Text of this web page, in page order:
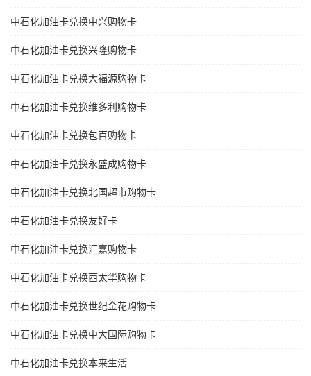
中石化加油卡兑换中兴购物卡
中石化加油卡兑换兴隆购物卡
中石化加油卡兑换大福源购物卡
中石化加油卡兑换维多利购物卡
中石化加油卡兑换包百购物卡
中石化加油卡兑换永盛成购物卡
中石化加油卡兑换北国超市购物卡
中石化加油卡兑换友好卡
中石化加油卡兑换汇嘉购物卡
中石化加油卡兑换西太华购物卡
中石化加油卡兑换世纪金花购物卡
中石化加油卡兑换中大国际购物卡
中石化加油卡兑换本来生活